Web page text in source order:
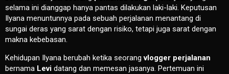
selama ini dianggap hanya pantas dilakukan laki-laki. Keputusan
Ilyana menuntunnya pada sebuah perjalanan menantang di
sungai deras yang sarat dengan risiko, tetapi juga sarat dengan
makna kebebasan.
Kehidupan Ilyana berubah ketika seorangvlogger perjalanan
bernama Levi datang dan memesan jasanya. Pertemuan ini